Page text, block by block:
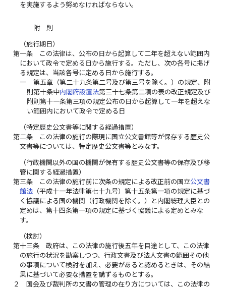
を実施するよう努めなければならない。
附 則
（施行期日）
第一条
この法律は、公布の日から起算して二年を超えない範囲内
において政令で定める日から施行する。ただし、次の各号に掲げ
る規定は、当該各号に定める日から施行する。
一
第五章（第二十九条第二号及び第三号を除く。）の規定、附
則第十条中内閣府設置法第三十七条第二項の表の改正規定及び
附則第十一条第三項の規定公布の日から起算して一年を超えな
い範囲内において政令で定める日
（特定歴史公文書等に関する経過措置）
第二条
この法律の施行の際現に国立公文書館等が保存する歴史公
文書等については、特定歴史公文書等とみなす。
（行政機関以外の国の機関が保有する歴史公文書等の保存及び移
管に関する経過措置）
第三条
この法律の施行前に次条の規定による改正前の国立公文書
館法 （平成十一年法律第七十九号）第十五条第一項の規定に基づ
く協議による国の機関（行政機関を除く。）と内閣総理大臣との
定めは、第十四条第一項の規定に基づく協議による定めとみな
す。
（検討）
第十三条
政府は、この法律の施行後五年を目途として、この法律
の施行の状況を勘案しつつ、行政文書及び法人文書の範囲その他
の事項について検討を加え、必要があると認めるときは、その結
果に基づいて必要な措置を講ずるものとする。
２
国会及び裁判所の文書の管理の在り方については、この法律の